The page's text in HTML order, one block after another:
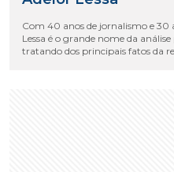
Com 40 anos de jornalismo e 30
Lessa é o grande nome da
tratando dos principais fatos da